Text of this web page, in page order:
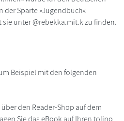
Sparte »Jugendbuch«
unter @rebekka.mit.k zu finden.
Beispiel mit den folgenden
den Reader-Shop auf dem
Sie das eBook auf Ihren tolino